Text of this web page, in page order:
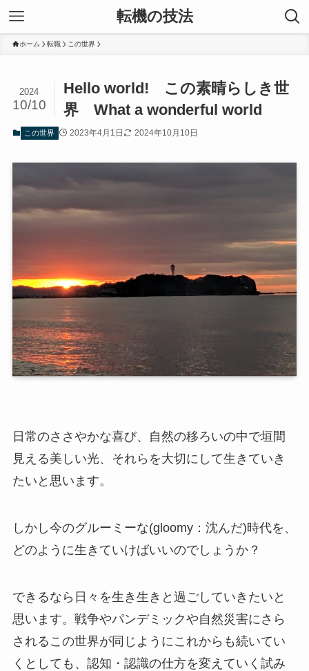
転機の技法
ホーム 転職 この世界
Hello world! この素晴らしき世
界 What a wonderful world
2024
10/10
この世界 2023年4月1日 2024年10月10日
日常のささやかな喜び、自然の移ろいの中で垣間
見える美しい光、それらを大切にして生きていき
たいと思います。
しかし今のグルーミーな(gloomy：沈んだ)時代を、
どのように生きていけばいいのでしょうか？
できるなら日々を生き生きと過ごしていきたいと
思います。戦争やパンデミックや自然災害にさら
されるこの世界が同じようにこれからも続いてい
くとしても、認知・認識の仕方を変えていく試み